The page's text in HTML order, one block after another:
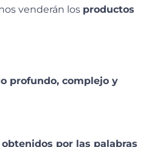
venderán los productos
profundo, complejo y
por las palabras